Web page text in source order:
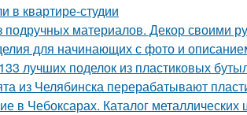
в квартире-студии
материалов. Декор своими
для начинающих с фото и
лучших поделок из пластиковых
из Челябинска перерабатывают
в Чебоксарах. Каталог